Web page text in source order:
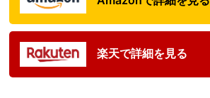
楽天で詳細を見る